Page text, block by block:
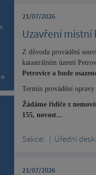
21/07/2026
Uzavření
Z důvodu provádění
katastrálním území
Petrovice a bude
Termín provádění
Žádáme řidiče z
155, novost...
Sekce: | Úřední
21/07/2026